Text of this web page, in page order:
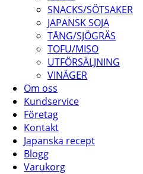
SNACKS/SÖTSAKER
JAPANSK SOJA
TÅNG/SJÖGRÄS
TOFU/MISO
UTFÖRSÄLJNING
VINÄGER
Om oss
Kundservice
Företag
Kontakt
Japanska recept
Blogg
Varukorg